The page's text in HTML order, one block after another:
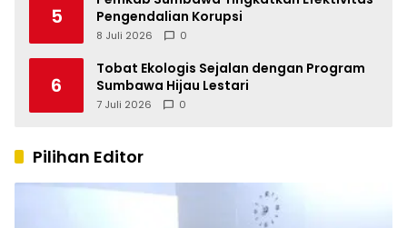
5
Pengendalian Korupsi
8 Juli 2026 0
6
Tobat Ekologis Sejalan dengan Program
Sumbawa Hijau Lestari
7 Juli 2026 0
Pilihan Editor